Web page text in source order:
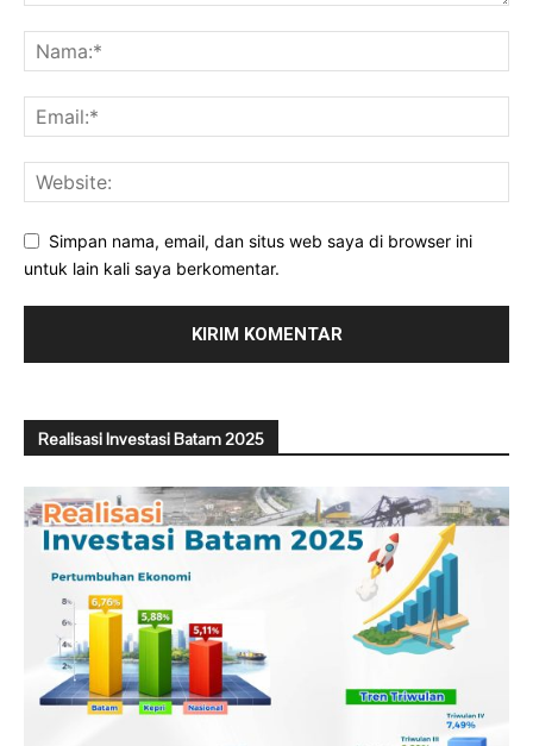
Simpan nama, email, dan situs web saya di browser ini
untuk lain kali saya berkomentar.
Realisasi Investasi Batam 2025